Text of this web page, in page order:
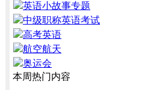
英语小故事专题
中级职称英语考试
高考英语
航空航天
奥运会
本周热门内容